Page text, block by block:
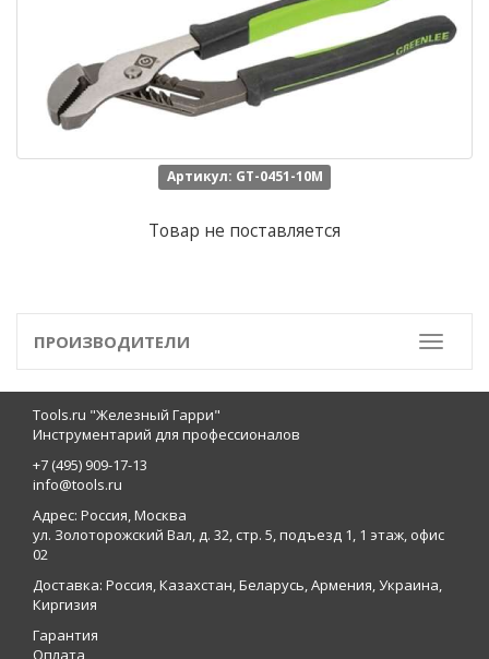
Артикул: GT-0451-10M
Товар не поставляется
Toggle
ПРОИЗВОДИТЕЛИ
Tools.ru "Железный Гарри"
Инструментарий для профессионалов
+7 (495) 909-17-13
info@tools.ru
Адрес: Россия, Москва
ул. Золоторожский Вал, д. 32, стр. 5, подъезд 1, 1 этаж, офис
02
Доставка: Россия, Казахстан, Беларусь, Армения, Украина,
Киргизия
Гарантия
Оплата